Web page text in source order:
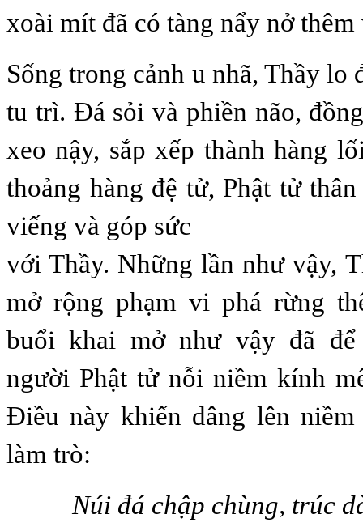
xoài mít đã có tàng nẩy nở
Sống trong cảnh u nhã, Thầy lo
tu trì. Đá sỏi và phiền não,
xeo nậy, sắp xếp thành hàng
thoảng hàng đệ tử, Phật tử
viếng và góp sức
với Thầy. Những lần như vậy,
mở rộng phạm vi phá rừng
buổi khai mở như vậy đã
người Phật tử nỗi niềm kính
Điều này khiến dâng lên
làm trò:
Núi đá chập chùng, trúc